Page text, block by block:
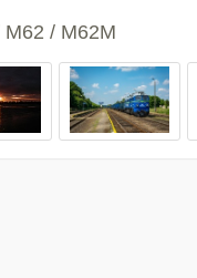
M62 / M62M